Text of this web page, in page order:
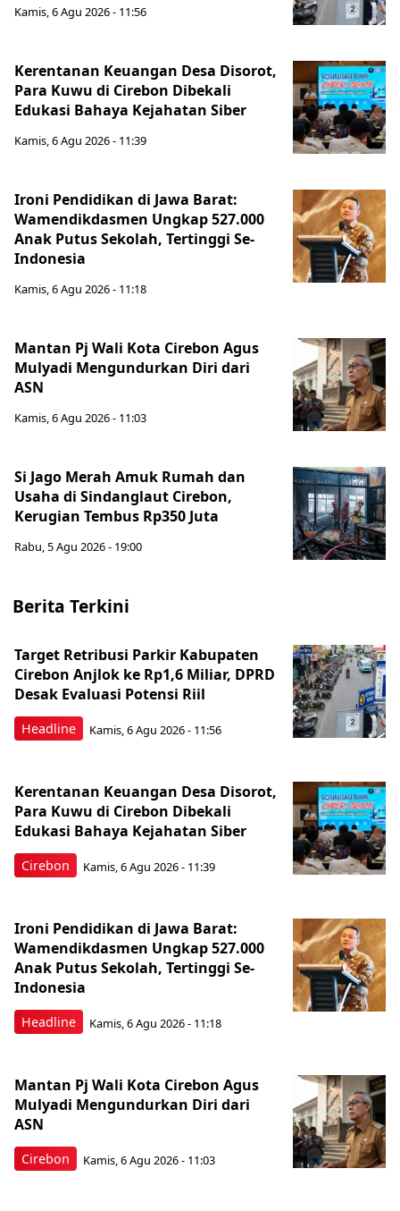
Kamis, 6 Agu 2026 - 11:56
Kerentanan Keuangan Desa Disorot,
Para Kuwu di Cirebon Dibekali
Edukasi Bahaya Kejahatan Siber
Kamis, 6 Agu 2026 - 11:39
Ironi Pendidikan di Jawa Barat:
Wamendikdasmen Ungkap 527.000
Anak Putus Sekolah, Tertinggi Se-
Indonesia
Kamis, 6 Agu 2026 - 11:18
Mantan Pj Wali Kota Cirebon Agus
Mulyadi Mengundurkan Diri dari
ASN
Kamis, 6 Agu 2026 - 11:03
Si Jago Merah Amuk Rumah dan
Usaha di Sindanglaut Cirebon,
Kerugian Tembus Rp350 Juta
Rabu, 5 Agu 2026 - 19:00
Berita Terkini
Headline
Target Retribusi Parkir Kabupaten
Cirebon Anjlok ke Rp1,6 Miliar, DPRD
Desak Evaluasi Potensi Riil
Kamis, 6 Agu 2026 - 11:56
Cirebon
Kerentanan Keuangan Desa Disorot,
Para Kuwu di Cirebon Dibekali
Edukasi Bahaya Kejahatan Siber
Kamis, 6 Agu 2026 - 11:39
Headline
Ironi Pendidikan di Jawa Barat:
Wamendikdasmen Ungkap 527.000
Anak Putus Sekolah, Tertinggi Se-
Indonesia
Kamis, 6 Agu 2026 - 11:18
Cirebon
Mantan Pj Wali Kota Cirebon Agus
Mulyadi Mengundurkan Diri dari
ASN
Kamis, 6 Agu 2026 - 11:03